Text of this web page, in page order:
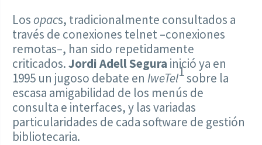
Losopacs, tradicionalmente consultados a
través de conexiones telnet –conexiones
remotas–, han sido repetidamente
criticados.Jordi Adell Segura inició ya en
1995 un jugoso debate en IweTel1sobre la
escasa amigabilidad de los menús de
consulta e interfaces, y las variadas
particularidades de cada software de gestión
bibliotecaria.